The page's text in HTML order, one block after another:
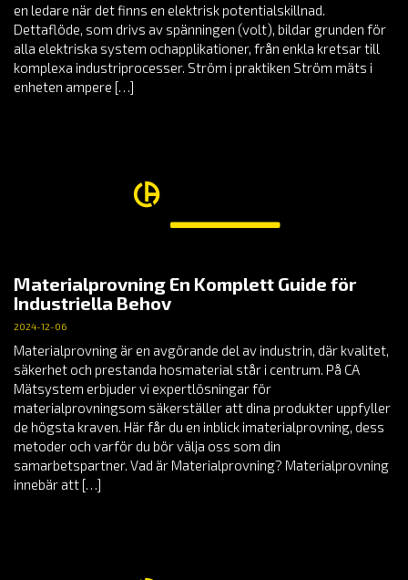
en ledare när det finns en elektrisk potentialskillnad.
Dettaflöde, som drivs av spänningen (volt), bildar grunden för
alla elektriska system ochapplikationer, från enkla kretsar till
komplexa industriprocesser. Ström i praktiken Ström mäts i
enheten ampere […]
Materialprovning En Komplett Guide för
Industriella Behov
2024-12-06
Materialprovning är en avgörande del av industrin, där kvalitet,
säkerhet och prestanda hosmaterial står i centrum. På CA
Mätsystem erbjuder vi expertlösningar för
materialprovningsom säkerställer att dina produkter uppfyller
de högsta kraven. Här får du en inblick imaterialprovning, dess
metoder och varför du bör välja oss som din
samarbetspartner. Vad är Materialprovning? Materialprovning
innebär att […]